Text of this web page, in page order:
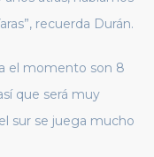
recuerda Durán.
el momento son 8
que será muy
sur se juega mucho